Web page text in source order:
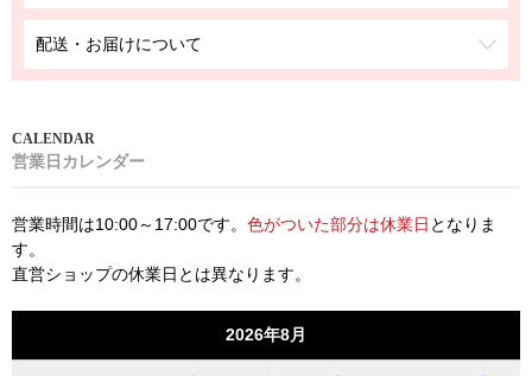
配送・お届けについて
営業日カレンダー
営業時間は10:00～17:00です。 色がついた部分は休業日 となりま
す。
直営ショップの休業日とは異なります。
2026年8月